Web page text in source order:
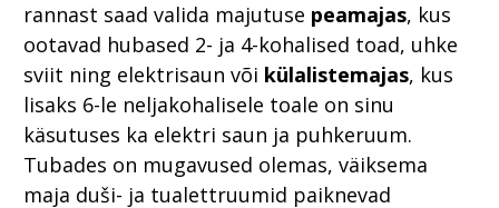
rannast saad valida majutuse peamajas, kus
ootavad hubased 2- ja 4-kohalised toad, uhke
sviit ning elektrisaun või külalistemajas, kus
lisaks 6-le neljakohalisele toale on sinu
käsutuses ka elektri saun ja puhkeruum.
Tubades on mugavused olemas, väiksema
maja duši- ja tualettruumid paiknevad